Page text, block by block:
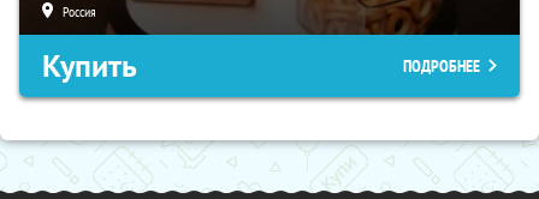
Россия
Купить ПОДРОБНЕЕ